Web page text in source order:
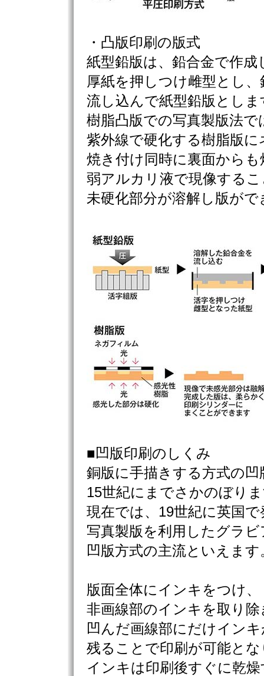
・凸版印刷の版式
紙型鉛版は、鉛合金で作成
厚紙を押しつけ雌型とし、
流し込んで紙型鉛版としま
樹脂凸版での写真製版法で
紫外線で硬化する樹脂版に
焼き付け同時に裏面からも
弱アルカリ液で現像する
未硬化部分が溶解し版がで
■凹版印刷のしくみ
銅版に手描きする方式の凹
15世紀にまでさかのぼり
現在では、19世紀に英国
写真製版を利用したグラビ
凹版方式の主流といえます
版面全体にインキをつけ、
非画線部のインキを取り除
凹んだ画線部にだけインキ
残ることで印刷が可能と
インキは印刷後すぐに乾